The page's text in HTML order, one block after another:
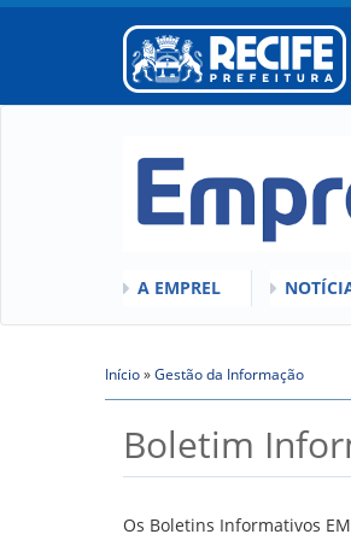
A EMPREL
VÍDEOS
CONSELHOS
LOCALIZAÇÃO
GESTORES
Você está aqui
Início»Gestão da Informação
Boletim
Os Boletins Informativos